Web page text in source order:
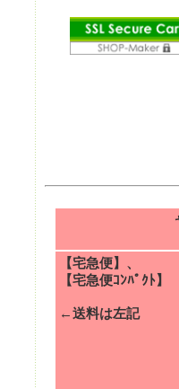
【宅急便】、
【宅急便ｺﾝﾊﾟｸﾄ】
←送料は左記